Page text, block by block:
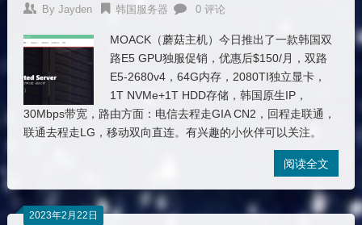
By Jayden 韩国服务器 0 评论
MOACK（蘑菇主机）今日推出了一款韩国双
路E5 GPU独服促销，优惠后$150/月，双路
E5-2680v4，64G内存，2080TI独立显卡，
1T NVMe+1T HDD存储，韩国原生IP，
30Mbps带宽，路由方面：电信去程走GIA CN2，回程走联通，
联通去程走LG，移动双向直连。有兴趣的小伙伴可以关注。
阅读全文
2023年2月22日